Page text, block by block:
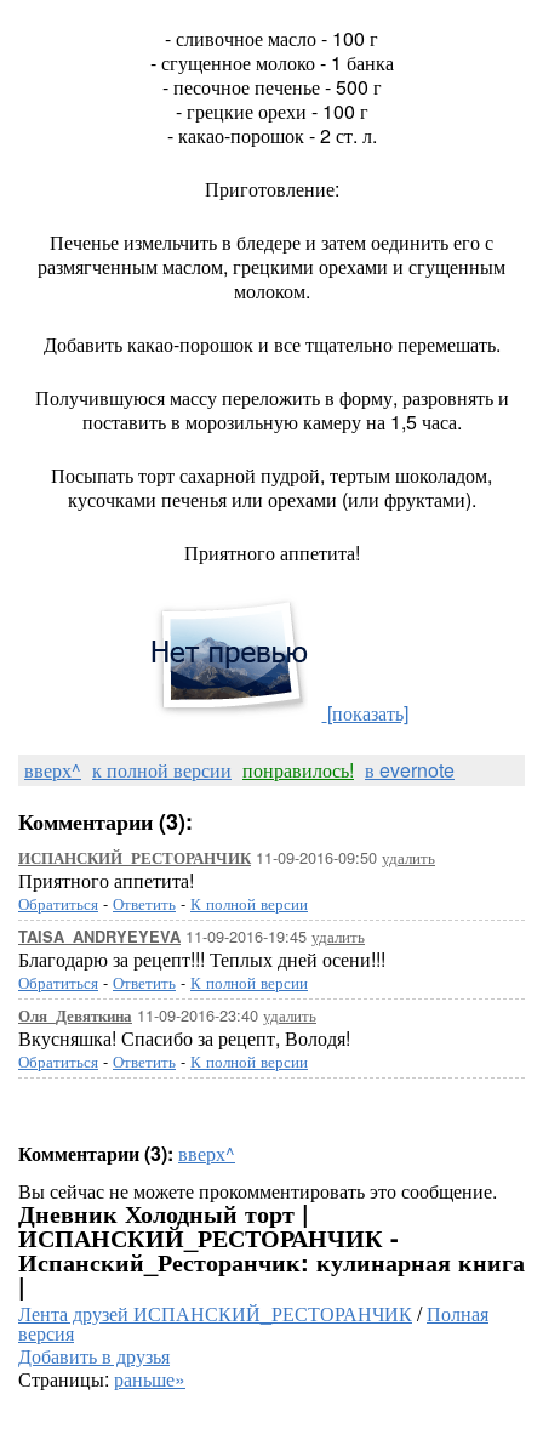
- сливочное масло - 100 г
- сгущенное молоко - 1 банка
- песочное печенье - 500 г
- грецкие орехи - 100 г
- какао-порошок - 2 ст. л.
Приготовление:
Печенье измельчить в бледере и затем оединить его с
размягченным маслом, грецкими орехами и сгущенным
молоком.
Добавить какао-порошок и все тщательно перемешать.
Получившуюся массу переложить в форму, разровнять и
поставить в морозильную камеру на 1,5 часа.
Посыпать торт сахарной пудрой, тертым шоколадом,
кусочками печенья или орехами (или фруктами).
Приятного аппетита!
[показать]
вверх^ к полной версии понравилось! в evernote
Комментарии (3):
ИСПАНСКИЙ_РЕСТОРАНЧИК11-09-2016-09:50 удалить
Приятного аппетита!
Обратиться - Ответить - К полной версии
TAISA_ANDRYEYEVA 11-09-2016-19:45 удалить
Благодарю за рецепт!!! Теплых дней осени!!!
Обратиться - Ответить - К полной версии
Оля_Девяткина 11-09-2016-23:40 удалить
Вкусняшка! Спасибо за рецепт, Володя!
Обратиться - Ответить - К полной версии
Комментарии (3): вверх^
Вы сейчас не можете прокомментировать это сообщение.
Дневник Холодный торт |
ИСПАНСКИЙ_РЕСТОРАНЧИК -
Испанский_Ресторанчик: кулинарная книга
|
Лента друзей ИСПАНСКИЙ_РЕСТОРАНЧИК/Полная
версия
Добавить в друзья
Страницы: раньше»